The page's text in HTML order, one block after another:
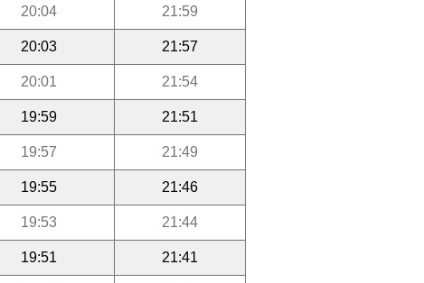
20:04 21:59
20:03 21:57
20:01 21:54
19:59 21:51
19:57 21:49
19:55 21:46
19:53 21:44
19:51 21:41